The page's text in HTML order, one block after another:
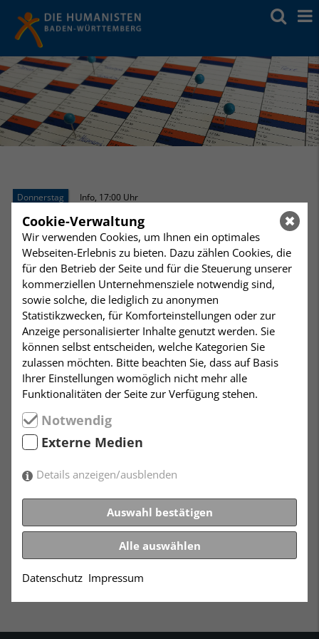
Donnerstag
Januar
Info 17:00 Uhr
Humanistisches Zentrum, Mörikestraße 14, 70178
Stuttgart, Medienraum
Patientenverfügung erstellen
An diesem Info-Nachmittag wollen wir uns ganz den
Fragen der humanistischen Patientenverfügung
stellen: wie geht man diese an? Worauf ist zu achten?
Was sind die kritischen Stellen? Stephan Kienle und
Andrée Gerland – beide in diesem Feld geschult –
werden anhand einer Standard-Patientenverfügung
durch den Nachmittag leiten.
Die Veranstaltung geht ca. 2 Stunden.
Einevorherige Anmeldungwird zur besseren
Organisation erbeten. Bitte mit demBetreff
an die Mailanschrift: kontakt@dhubw.de
– oder telefonisch unter: 0711 6493780.
Cookie-Verwaltung
Wir verwenden Cookies, um Ihnen ein optimales
Webseiten-Erlebnis zu bieten. Dazu zählen Cookies, die
für den Betrieb der Seite und für die Steuerung unserer
kommerziellen Unternehmensziele notwendig sind,
sowie solche, die lediglich zu anonymen
Statistikzwecken, für Komforteinstellungen oder zur
Anzeige personalisierter Inhalte genutzt werden. Sie
können selbst entscheiden, welche Kategorien Sie
zulassen möchten. Bitte beachten Sie, dass auf Basis
Ihrer Einstellungen womöglich nicht mehr alle
Funktionalitäten der Seite zur Verfügung stehen.
Notwendig
Externe Medien
Details anzeigen/ausblenden
Auswahl bestätigen
Alle auswählen
Datenschutz Impressum